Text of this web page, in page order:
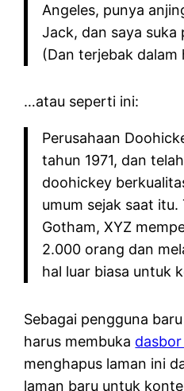
Angeles, punya
Jack, dan saya suka
(Dan terjebak dalam
…atau seperti ini:
Perusahaan
tahun 1971, dan
doohickey
umum sejak saat
Gotham, XYZ
2.000 orang dan
hal luar biasa untuk
Sebagai pengguna
harus membuka
menghapus laman ini
laman baru untuk